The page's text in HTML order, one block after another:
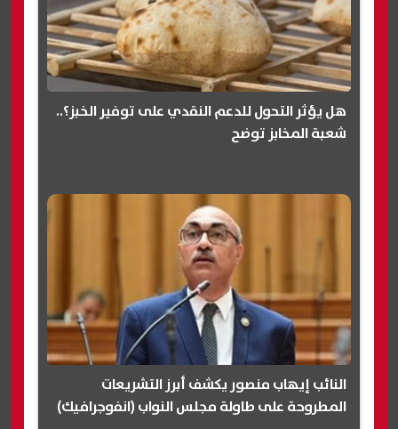
هل يؤثر التحول للدعم النقدي على توفير الخبز؟..
شعبة المخابز توضح
النائب إيهاب منصور يكشف أبرز التشريعات
المطروحة على طاولة مجلس النواب (انفوجرافيك)